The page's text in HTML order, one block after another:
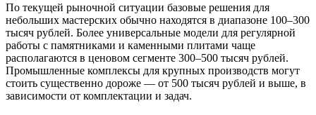
По текущей рыночной ситуации базовые решения для
небольших мастерских обычно находятся в диапазоне 100–300
тысяч рублей. Более универсальные модели для регулярной
работы с памятниками и каменными плитами чаще
располагаются в ценовом сегменте 300–500 тысяч рублей.
Промышленные комплексы для крупных производств могут
стоить существенно дороже — от 500 тысяч рублей и выше, в
зависимости от комплектации и задач.